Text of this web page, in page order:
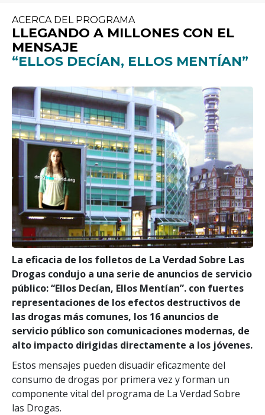
ACERCA DEL PROGRAMA
LLEGANDO A MILLONES CON EL
MENSAJE
“ELLOS DECÍAN, ELLOS MENTÍAN”
La eficacia de los folletos de La Verdad Sobre Las
Drogas condujo a una serie de anuncios de servicio
público: “Ellos Decían, Ellos Mentían”. con fuertes
representaciones de los efectos destructivos de
las drogas más comunes, los 16 anuncios de
servicio público son comunicaciones modernas, de
alto impacto dirigidas directamente a los jóvenes.
Estos mensajes pueden disuadir eficazmente del
consumo de drogas por primera vez y forman un
componente vital del programa de La Verdad Sobre
las Drogas.